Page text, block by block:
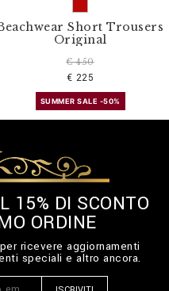
Short Trousers
Original
€ 450
€ 225
SUMMER SALE -50%
15% DI SCONTO
ORDINE
ricevere aggiornamenti
speciali e altro ancora.